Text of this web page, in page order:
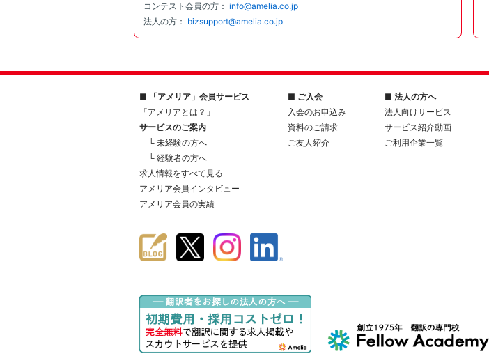
コンテスト会員の方： info@amelia.co.jp
法人の方： bizsupport@amelia.co.jp
■ 「アメリア」会員サービス
「アメリアとは？」
サービスのご案内
└ 未経験の方へ
└ 経験者の方へ
求人情報をすべて見る
アメリア会員インタビュー
アメリア会員の実績
■ ご入会
入会のお申込み
資料のご請求
ご友人紹介
■ 法人の方へ
法人向けサービス
サービス紹介動画
ご利用企業一覧